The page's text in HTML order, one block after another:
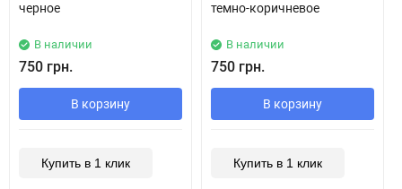
черное
В наличии
750 грн.
В корзину
Купить в 1 клик
темно-коричневое
В наличии
750 грн.
В корзину
Купить в 1 клик